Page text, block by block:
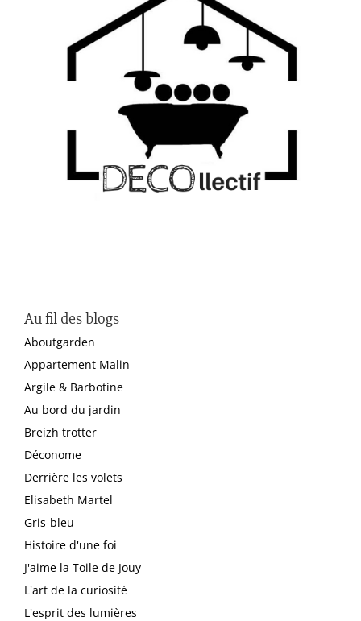
Au fil des blogs
Aboutgarden
Appartement Malin
Argile & Barbotine
Au bord du jardin
Breizh trotter
Déconome
Derrière les volets
Elisabeth Martel
Gris-bleu
Histoire d'une foi
J'aime la Toile de Jouy
L'art de la curiosité
L'esprit des lumières